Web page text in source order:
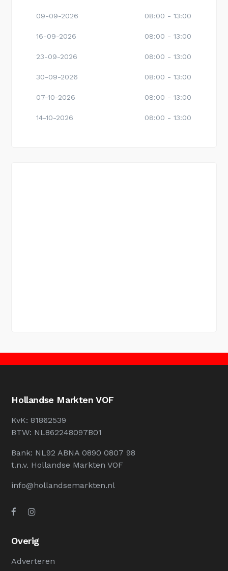
09-09-2026 08:00 - 13:00
16-09-2026 08:00 - 13:00
23-09-2026 08:00 - 13:00
30-09-2026 08:00 - 13:00
07-10-2026 08:00 - 13:00
14-10-2026 08:00 - 13:00
Hollandse Markten VOF
KvK: 81862539
BTW: NL862248097B01
Bank: NL92 ABNA 0890 0807 98
t.n.v. Hollandse Markten VOF
info@hollandsemarkten.nl
Overig
Adverteren